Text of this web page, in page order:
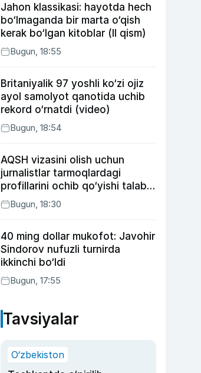
Jahon klassikasi: hayotda hech
bo‘lmaganda bir marta o‘qish
kerak bo‘lgan kitoblar (II qism)
Bugun, 18:55
Britaniyalik 97 yoshli ko‘zi ojiz
ayol samolyot qanotida uchib
rekord o‘rnatdi (video)
Bugun, 18:54
AQSH vizasini olish uchun
jurnalistlar tarmoqlardagi
profillarini ochib qo‘yishi talab
etilishi mumkin
Bugun, 18:30
40 ming dollar mukofot: Javohir
Sindorov nufuzli turnirda
ikkinchi bo‘ldi
Bugun, 17:55
Tavsiyalar
O‘zbekiston